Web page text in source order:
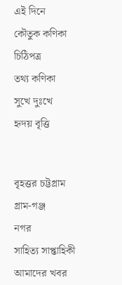
এই দিনে
কৌতুক কণিকা
চিঠিপত্র
তথ্য কণিকা
সুখে দুঃখে
হৃদয় বৃত্তি
বৃহত্তর চট্টগ্রাম
গ্রাম-গঞ্জ
নগর
সাহিত্য সাপ্তাহিকী
আমাদের খবর